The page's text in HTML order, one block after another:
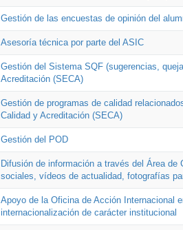
Gestión de las encuestas de opinión del
Asesoría técnica por parte del ASIC
Gestión del Sistema SQF (sugerencias,
Acreditación (SECA)
Gestión de programas de calidad
Calidad y Acreditación (SECA)
Gestión del POD
Difusión de información a través del Área
sociales, vídeos de actualidad, fotografías
Apoyo de la Oficina de Acción Internacional
internacionalización de carácter institucional